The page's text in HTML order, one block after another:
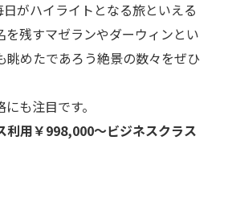
がハイライトとなる旅といえる
を残すマゼランやダーウィンとい
眺めたであろう絶景の数々をぜひ
も注目です。
利用￥998,000～ビジネスクラス